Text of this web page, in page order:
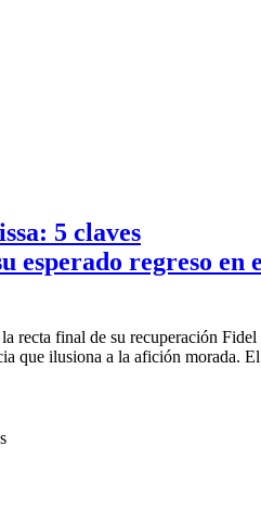
5 claves
esperado regreso en
recta final de su recuperación Fidel
que ilusiona a la afición morada. El